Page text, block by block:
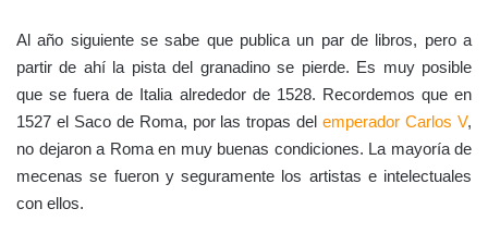
Al año siguiente se sabe que publica un par de libros, pero a
partir de ahí la pista del granadino se pierde. Es muy posible
que se fuera de Italia alrededor de 1528. Recordemos que en
1527 el Saco de Roma, por las tropas delemperador Carlos V,
no dejaron a Roma en muy buenas condiciones. La mayoría de
mecenas se fueron y seguramente los artistas e intelectuales
con ellos.